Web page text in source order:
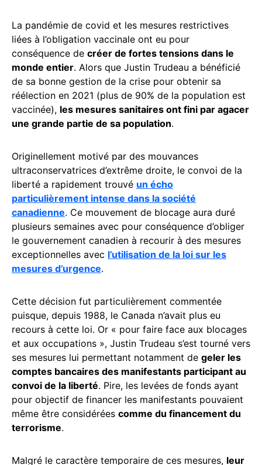
La pandémie de covid et les mesures restrictives
liées à l’obligation vaccinale ont eu pour
conséquence de créer de fortes tensions dans le
monde entier. Alors que Justin Trudeau a bénéficié
de sa bonne gestion de la crise pour obtenir sa
réélection en 2021 (plus de 90% de la population est
vaccinée), les mesures sanitaires ont fini par agacer
une grande partie de sa population.
Originellement motivé par des mouvances
ultraconservatrices d’extrême droite, le convoi de la
liberté a rapidement trouvé un écho
particulièrement intense dans la société
canadienne. Ce mouvement de blocage aura duré
plusieurs semaines avec pour conséquence d’obliger
le gouvernement canadien à recourir à des mesures
exceptionnelles avec l’utilisation de la loi sur les
mesures d’urgence.
Cette décision fut particulièrement commentée
puisque, depuis 1988, le Canada n’avait plus eu
recours à cette loi. Or « pour faire face aux blocages
et aux occupations », Justin Trudeau s’est tourné vers
ses mesures lui permettant notamment de geler les
comptes bancaires des manifestants participant au
convoi de la liberté. Pire, les levées de fonds ayant
pour objectif de financer les manifestants pouvaient
même être considérées comme du financement du
terrorisme.
Malgré le caractère temporaire de ces mesures, leur